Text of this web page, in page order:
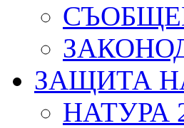
ЗАЩИТА
НАТУРА